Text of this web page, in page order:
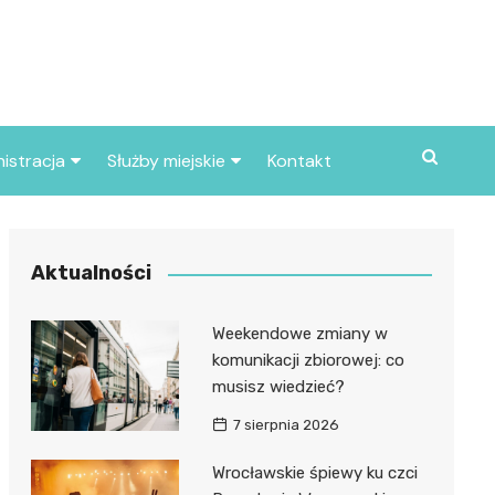
miasta
Służby miejskie
Policja
Kontakt
Aktualności
Weekendowe zmiany w
komunikacji zbiorowej: co
musisz wiedzieć?
7 sierpnia 2026
Wrocławskie śpiewy ku czci